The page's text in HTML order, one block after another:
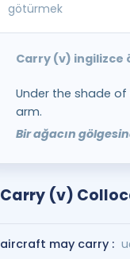
götürmek
Carry (v) ingilizce
Under the shade
arm.
Bir ağacın
Carry (v)
aircraft may carry :